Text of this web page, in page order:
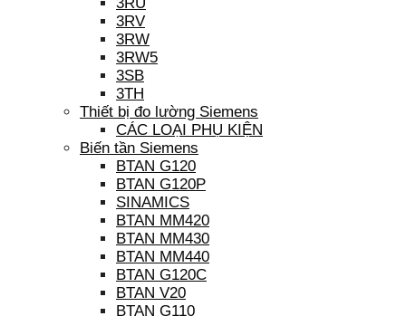
3RV
3RW
3RW5
3SB
3TH
Thiết bị đo lường Siemens
CÁC LOẠI PHỤ KIỆN
Biến tần Siemens
BTAN G120
BTAN G120P
SINAMICS
BTAN MM420
BTAN MM430
BTAN MM440
BTAN G120C
BTAN V20
BTAN G110